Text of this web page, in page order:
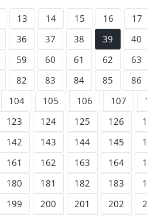
13 14 15 16 17
36 37 38 39 40
59 60 61 62 63
82 83 84 85 86
104 105 106 107
123 124 125 126
142 143 144 145
161 162 163 164
180 181 182 183
199 200 201 202